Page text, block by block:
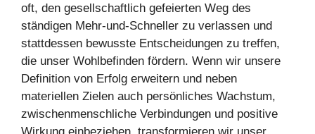
oft, den gesellschaftlich gefeierten Weg des
ständigen Mehr-und-Schneller zu verlassen und
stattdessen bewusste Entscheidungen zu treffen,
die unser Wohlbefinden fördern. Wenn wir unsere
Definition von Erfolg erweitern und neben
materiellen Zielen auch persönliches Wachstum,
zwischenmenschliche Verbindungen und positive
Wirkung einbeziehen, transformieren wir unser